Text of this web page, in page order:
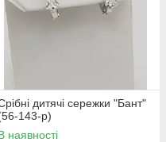
дитячі сережки "Бант"
143-р)
наявності